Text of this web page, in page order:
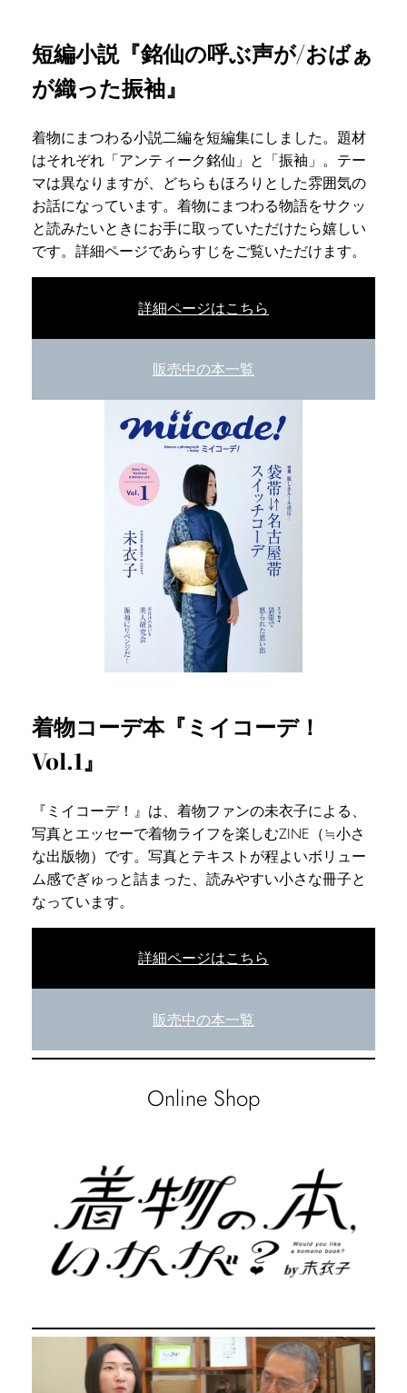
短編小説『銘仙の呼ぶ声が/おばぁ
が織った振袖』
着物にまつわる小説二編を短編集にしました。題材
はそれぞれ「アンティーク銘仙」と「振袖」。テー
マは異なりますが、どちらもほろりとした雰囲気の
お話になっています。着物にまつわる物語をサクッ
と読みたいときにお手に取っていただけたら嬉しい
です。詳細ページであらすじをご覧いただけます。
詳細ページはこちら
販売中の本一覧
着物コーデ本『ミイコーデ！
Vol.1』
『ミイコーデ！』は、着物ファンの未衣子による、
写真とエッセーで着物ライフを楽しむZINE（≒小さ
な出版物）です。写真とテキストが程よいボリュー
ム感でぎゅっと詰まった、読みやすい小さな冊子と
なっています。
詳細ページはこちら
販売中の本一覧
Online Shop